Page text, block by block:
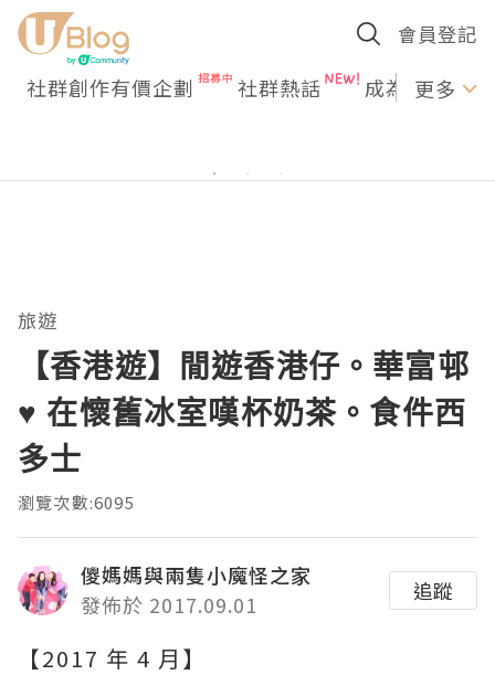
會員登記
社群創作有價企劃 社群熱話 成為U更多
旅遊
【香港遊】閒遊香港仔。華富邨
♥ 在懷舊冰室嘆杯奶茶。食件西
多士
瀏覽次數:6095
儍媽媽與兩隻小魔怪之家
發佈於 2017.09.01
追蹤
【2017 年 4 月】